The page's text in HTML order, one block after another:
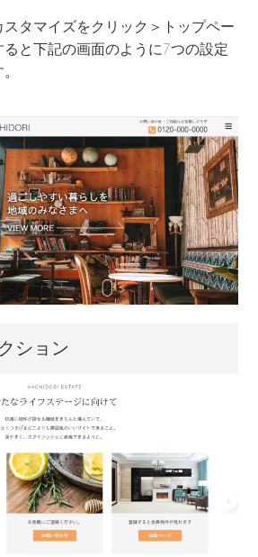
タマイズをクリック＞トップペー
と下記の画面のように7つの設定
ション